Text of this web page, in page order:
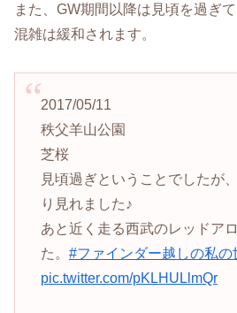
また、GW期間以降は見頃を過ぎ
混雑は緩和されます。
2017/05/11
秩父羊山公園
芝桜
見頃過ぎということでしたが
り見れました♪
あと近く走る西武のレッドア
た。 #ファインダー越しの私の
pic.twitter.com/pKLHULlmQr